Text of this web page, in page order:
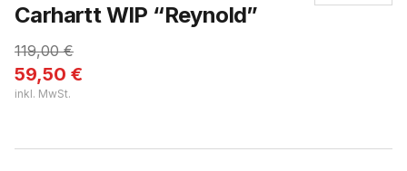
Carhartt WIP “Reynold”
119,00€
59,50 €
inkl. MwSt.